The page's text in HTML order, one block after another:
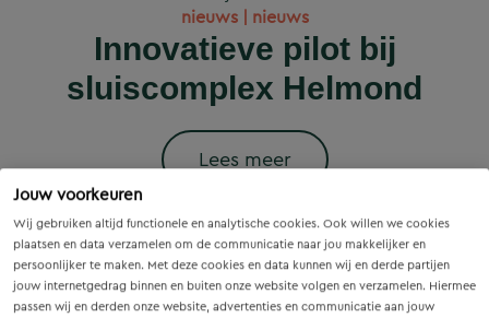
Jouw voorkeuren
Wij gebruiken altijd functionele en analytische cookies. Ook willen we cookies
plaatsen en data verzamelen om de communicatie naar jou makkelijker en
persoonlijker te maken. Met deze cookies en data kunnen wij en derde partijen
jouw internetgedrag binnen en buiten onze website volgen en verzamelen. Hiermee
passen wij en derden onze website, advertenties en communicatie aan jouw
woningbouwprojecten
krijgen straks
voorrang op het
stroomnet?
Lees meer
nieuws | nieuws
Innovatieve pilot bij
sluiscomplex Helmond
Lees meer
Slim onderzoek
voorkomt onnodige
vervanging van
Eindhovense tunnel
Voorzieningenscan
Drenthe: inzicht voor
vandaag, richting voor
morgen
Wet versterking regie
volkshuisvesting in
werking: wat betekent
dit voor gemeenten?